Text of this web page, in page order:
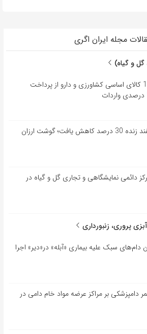
مجله ایران اگری
و گیاه)
معافیت 199 کالای اساسی کشاورزی و دارو از پرداخت
قیمت گوسفند زنده 30 درصد کاهش یافت؛ گوشت ارزان
دائمی نمایشگاهی و تجاری گل و گیاه در
پروری، زنبورداری
دام‌های سبک علیه بیماری «آبله» در«دیر» اجرا
دامپزشکی بر مراکز عرضه مواد خام دامی در